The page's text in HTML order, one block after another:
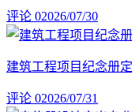
评论 02026/07/30
建筑工程项目纪念册
评论 02026/07/31